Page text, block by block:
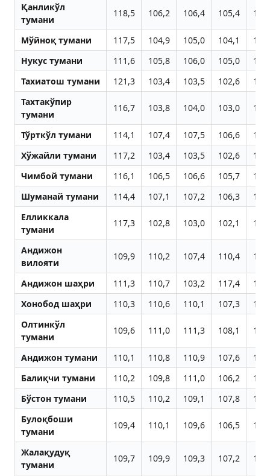
Қанликўл
тумани
118,5 106,2 106,4 105,4
Мўйноқ тумани 117,5 104,9 105,0 104,1
Нукус тумани
111,6 105,8 106,0 105,0
Тахиатош тумани
121,3 103,4 103,5 102,6
Тахтакўпир
тумани
116,7 103,8 104,0 103,0
Тўрткўл тумани 114,1 107,4 107,5 106,6
Хўжайли тумани
117,2 103,4 103,5 102,6
Чимбой тумани
116,1 106,5 106,6 105,7
Шуманай тумани
114,4 107,1 107,2 106,3
Елликкала
тумани
117,3 102,8 103,0 102,1
Aндижон
вилояти
109,9 110,2 107,4 110,4
Aндижон шаҳри 111,3 110,7 103,2 117,4
Хонобод шаҳри
110,3 110,6 110,1 107,3
Олтинкўл
тумани
109,6 111,0 111,3 108,1
Aндижон тумани 110,1 110,8 110,9 107,6
Балиқчи тумани
110,2 109,8 111,0 106,2
Бўстон тумани
110,5 110,2 109,1 107,8
Булоқбоши
тумани
109,4 110,1 109,6 106,5
Жалақудуқ
тумани
109,7 109,9 109,3 107,2